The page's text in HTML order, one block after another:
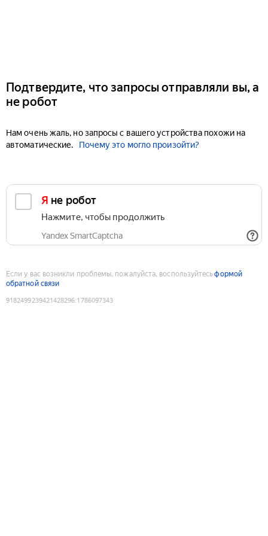
Подтвердите, что запросы отправляли вы, а
не робот
Нам очень жаль, но запросы с вашего устройства похожи на
автоматические.
Почему это могло произойти?
Я не робот
Нажмите, чтобы продолжить
Yandex SmartCaptcha
Если у вас возникли проблемы, пожалуйста, воспользуйтесьформой
обратной связи
9182499239421428296:1786097343